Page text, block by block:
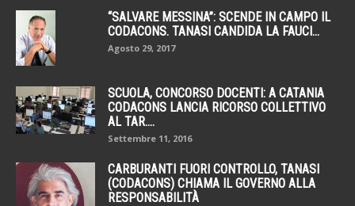
“SALVARE MESSINA”: SCENDE IN CAMPO IL
CODACONS. TANASI CANDIDA LA FAUCI...
Agosto 29, 2017
SCUOLA, CONCORSO DOCENTI: A CATANIA
CODACONS LANCIA RICORSO COLLETTIVO
AL TAR....
Settembre 11, 2016
CARBURANTI FUORI CONTROLLO, TANASI
(CODACONS) CHIAMA IL GOVERNO ALLA
RESPONSABILITÀ